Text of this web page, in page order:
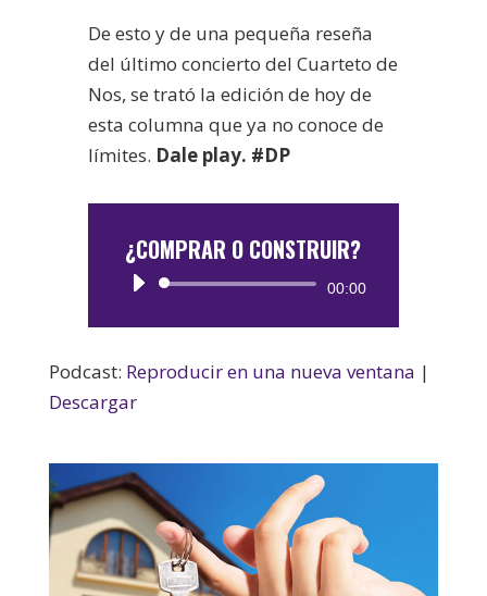
De esto y de una pequeña reseña
del último concierto del Cuarteto de
Nos, se trató la edición de hoy de
esta columna que ya no conoce de
límites. Dale play. #DP
¿COMPRAR O CONSTRUIR?
Reproductor
00:00
Podcast: Reproducir en una nueva ventana |
Descargar